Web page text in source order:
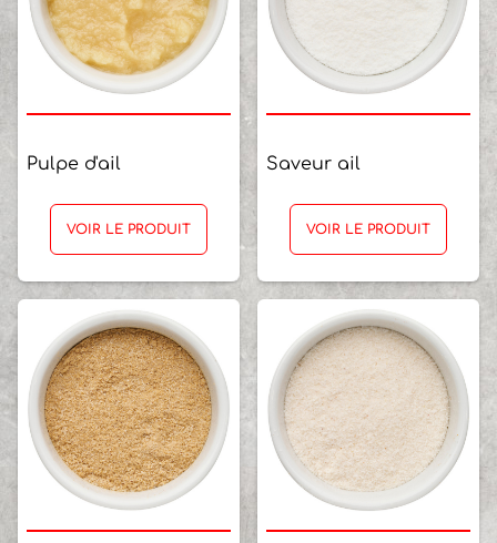
Pulpe d'ail
VOIR LE PRODUIT
Saveur ail
VOIR LE PRODUIT